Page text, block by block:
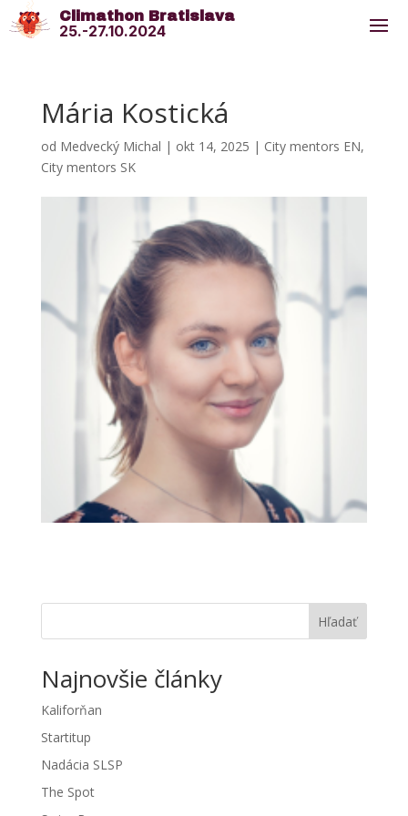
Climathon Bratislava
25.-27.10.2024
Mária Kostická
od Medvecký Michal | okt 14, 2025 | City mentors EN,
City mentors SK
Hľadať
Najnovšie články
Kaliforňan
Startitup
Nadácia SLSP
The Spot